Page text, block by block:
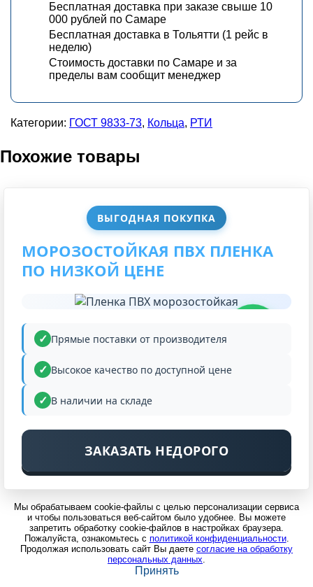
ВЫГОДНАЯ ПОКУПКА
МОРОЗОСТОЙКАЯ ПВХ ПЛЕНКА
ПО НИЗКОЙ ЦЕНЕ
Прямые поставки от производителя
Высокое качество по доступной цене
В наличии на складе
ЗАКАЗАТЬ НЕДОРОГО
Бесплатная доставка при заказе свыше 10
000 рублей по Самаре
Бесплатная доставка в Тольятти (1 рейс в
неделю)
Стоимость доставки по Самаре и за
пределы вам сообщит менеджер
Категории: ГОСТ 9833-73, Кольца, РТИ
Похожие товары
Мы обрабатываем cookie-файлы с целью персонализации сервиса
и чтобы пользоваться веб-сайтом было удобнее. Вы можете
запретить обработку cookie-файлов в настройках браузера.
Пожалуйста, ознакомьтесь с политикой конфиденциальности.
Продолжая использовать сайт Вы даете согласие на обработку
персональных данных.
Принять